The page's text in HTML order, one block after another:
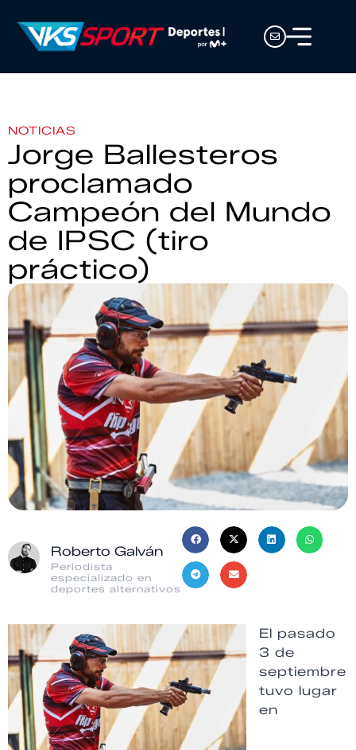
NOTICIAS
Jorge Ballesteros
proclamado
Campeón del Mundo
de IPSC (tiro
práctico)
Roberto Galván
Periodista
especializado en
deportes alternativos
El pasado
3 de
septiembre
tuvo lugar
en